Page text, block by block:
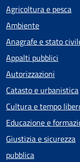
Agricoltura e pesca
Ambiente
Anagrafe e stato
Appalti pubblici
Autorizzazioni
Catasto e urbanistica
Cultura e tempo
Educazione e
Giustizia e sicurezza
pubblica